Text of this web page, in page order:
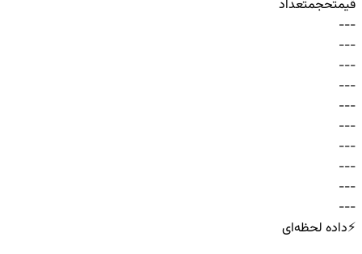
قیمتحجمتعداد
-
-
-
-
-
-
-
-
-
-
-
-
-
-
-
-
-
-
-
-
-
-
-
-
-
-
-
-
-
-
⚡داده لحظه‌ای